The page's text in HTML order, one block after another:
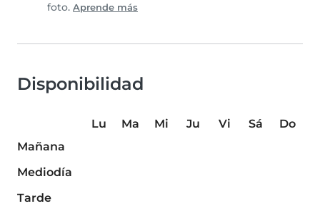
foto. Aprende más
Disponibilidad
Lu Ma Mi Ju Vi Sá
Do
Mañana
Mediodía
Tarde